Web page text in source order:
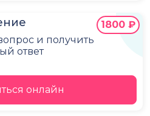
и получить
ответ
1800 ₽
онлайн